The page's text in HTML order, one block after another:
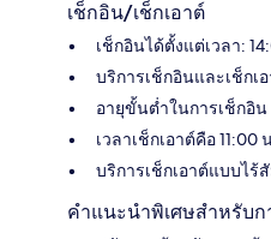
เช็กอิน/เช็กเอาต์
เช็กอินได้ตั้งแต่เวลา:
บริการเช็กอินและเช็กเ
อายุขั้นต่ำในการเช็กอิน
เวลาเช็กเอาต์คือ 11:00
บริการเช็กเอาต์แบบไร้
คำแนะนำพิเศษสำหรับก